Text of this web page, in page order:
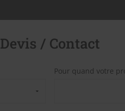
Devis / Contact
Pour quand votre